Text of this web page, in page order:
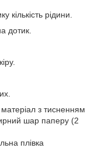
рідини.
дотик.
з тисненням
шар паперу (2
плівка